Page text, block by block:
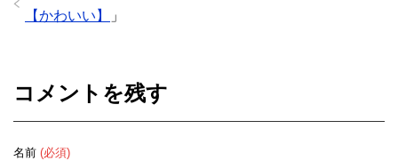
【かわいい】
」
コメントを残す
名前 (必須)